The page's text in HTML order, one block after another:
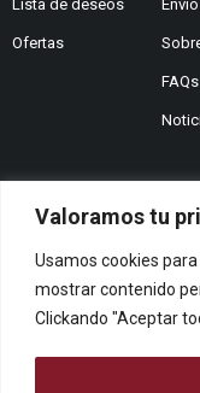
Valoramos tu
Usamos cookies
mostrar contenido
Clickando "Aceptar
Lista de deseos
Ofertas
FAQs
¿Te
Queremos